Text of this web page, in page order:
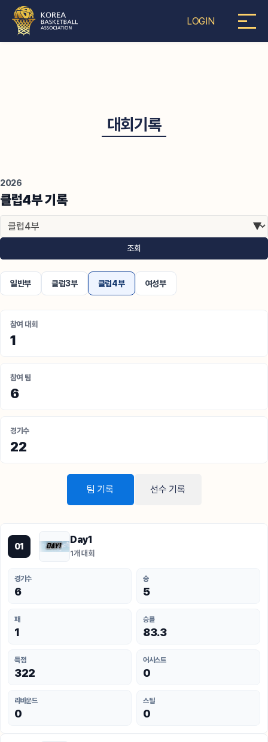
LOGIN
대회기록
2026
클럽4부 기록
조회
일반부 클럽3부 클럽4부 여성부
참여 대회
1
참여 팀
6
경기수
22
팀 기록 선수 기록
01
Day1
1개 대회
경기수
6
승
5
패
1
승률
83.3
득점
322
어시스트
0
리바운드
0
스틸
0